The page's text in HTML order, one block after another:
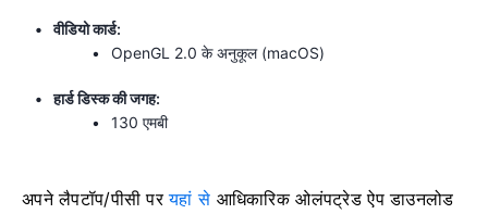
वीडियो कार्ड:
OpenGL 2.0 के अनुकूल (macOS)
हार्ड डिस्क की जगह:
130 एमबी
अपने लैपटॉप/पीसी परयहां से आधिकारिक ओलंपट्रेड ऐप डाउनलोड